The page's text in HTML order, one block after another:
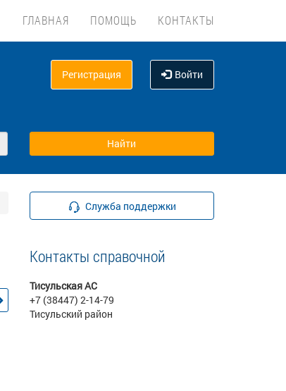
ГЛАВНАЯ ПОМОЩЬ КОНТАКТЫ
Регистрация Войти
Служба поддержки
Контакты справочной
Тисульская АС
+7 (38447) 2-14-79
Тисульский район